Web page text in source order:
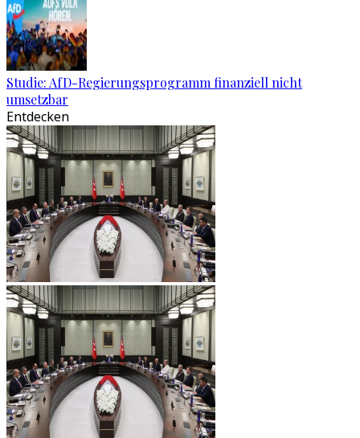
Studie: AfD-Regierungsprogramm finanziell nicht
umsetzbar
Entdecken